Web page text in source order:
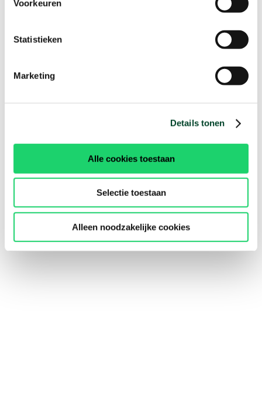
Voorkeuren
Statistieken
Marketing
Details tonen
Alle cookies toestaan
Selectie toestaan
Alleen noodzakelijke cookies